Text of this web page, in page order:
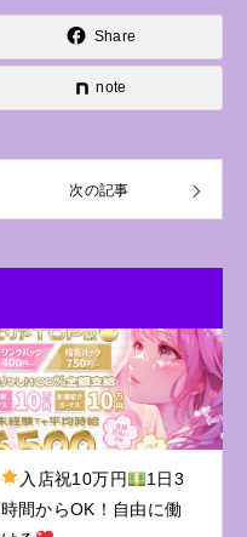
Share
note
次の記事
入店祝10万円
1日3
時間からOK！自由に働